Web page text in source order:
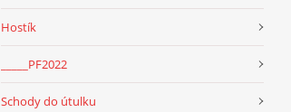
Hostík
_____PF2022
Schody do útulku